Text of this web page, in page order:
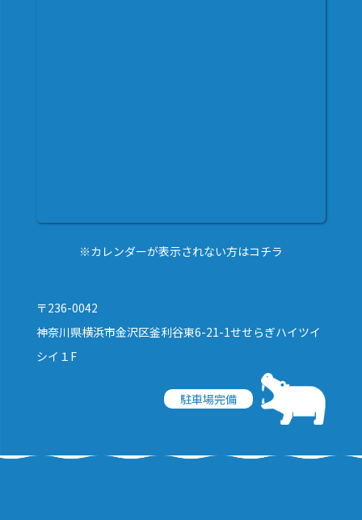
※カレンダーが表示されない方はコチラ
〒236-0042
神奈川県横浜市金沢区釜利谷東6-21-1せせらぎハイツイ
シイ１F
駐車場完備